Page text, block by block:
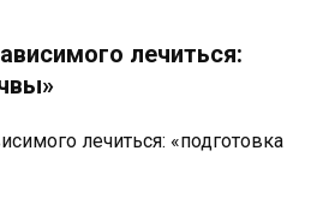
лечиться: